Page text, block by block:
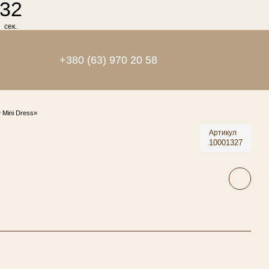
31
сек.
+380 (63) 970 20 58
Mini Dress»
Артикул
10001327